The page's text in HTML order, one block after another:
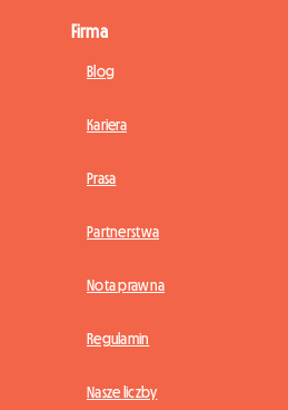
Firma
Blog
Kariera
Prasa
Partnerstwa
Nota prawna
Regulamin
Nasze liczby